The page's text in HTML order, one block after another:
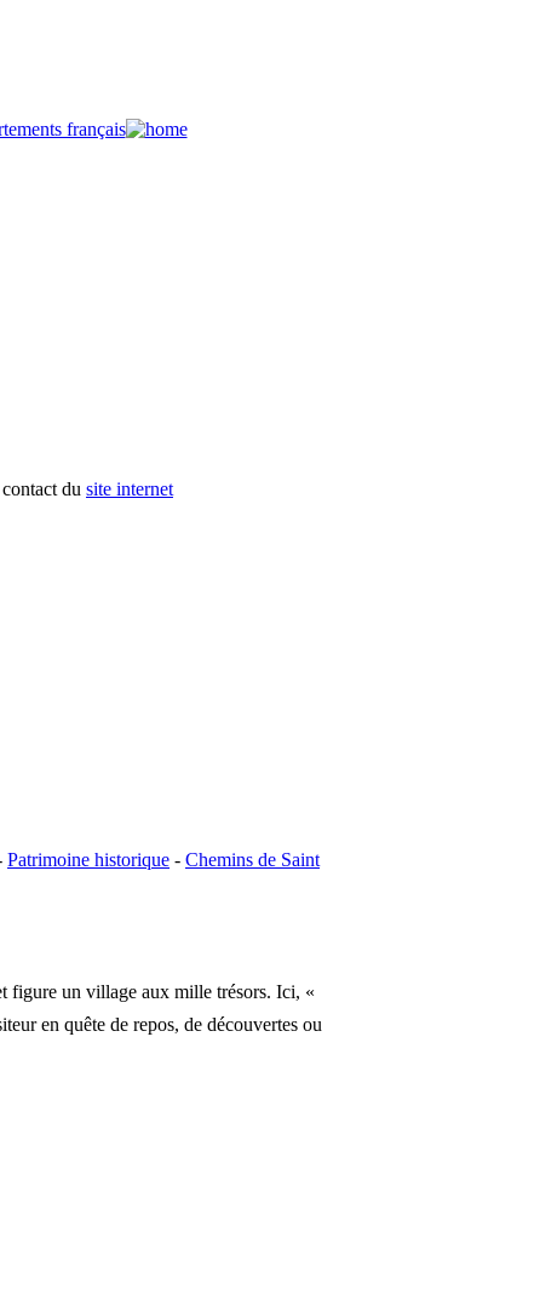
du site internet
Patrimoine historique - Chemins de Saint
figure un village aux mille trésors. Ici, «
en quête de repos, de découvertes ou